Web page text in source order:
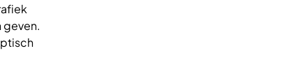
geven.